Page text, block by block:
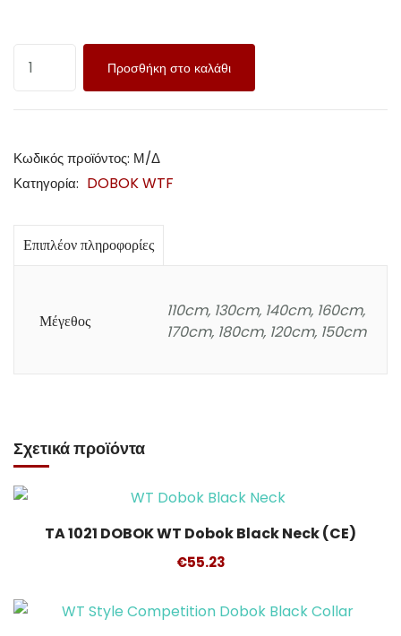
Προσθήκη στο καλάθι
Κωδικός προϊόντος: Μ/Δ
Κατηγορία: DOBOK WTF
Επιπλέον πληροφορίες
Μέγεθος
110cm, 130cm, 140cm, 160cm,
170cm, 180cm, 120cm, 150cm
Σχετικά προϊόντα
TA 1021 DOBOK WT Dobok Black Neck (CE)
€55.23
Επιλογή